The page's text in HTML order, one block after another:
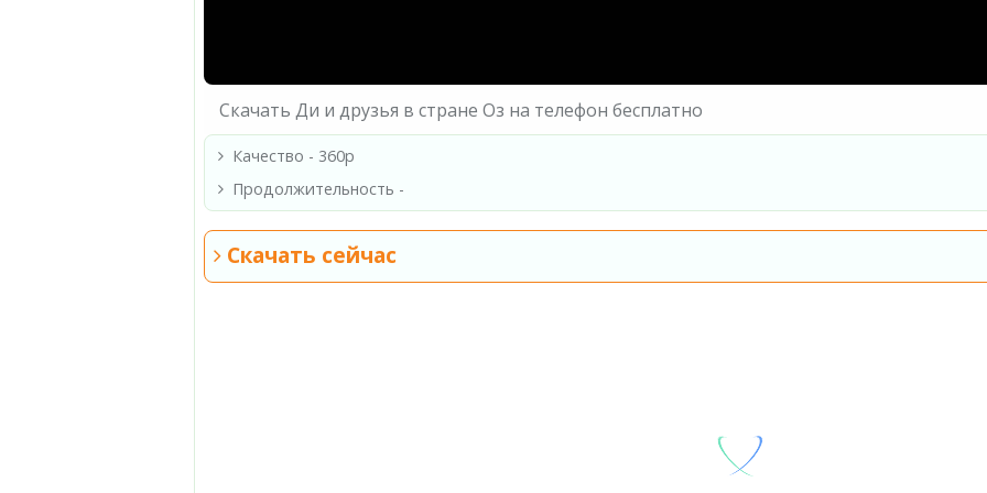
Скачать Ди и друзья в стране Оз на телефон бесплатно
Качество - 360p
Продолжительность -
Скачать сейчас